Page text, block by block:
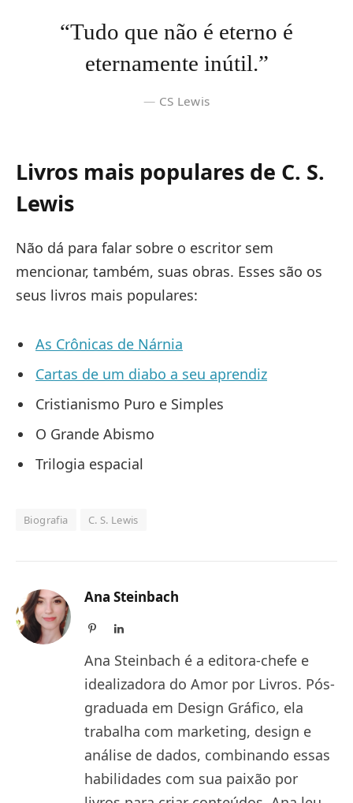
“Tudo que não é eterno é
eternamente inútil.”
CS Lewis
Livros mais populares de C. S.
Lewis
Não dá para falar sobre o escritor sem
mencionar, também, suas obras. Esses são os
seus livros mais populares:
As Crônicas de Nárnia
Cartas de um diabo a seu aprendiz
Cristianismo Puro e Simples
O Grande Abismo
Trilogia espacial
Biografia C. S. Lewis
Ana Steinbach
PinterestLinkedIn
Ana Steinbach é a editora-chefe e
idealizadora do Amor por Livros. Pós-
graduada em Design Gráfico, ela
trabalha com marketing, design e
análise de dados, combinando essas
habilidades com sua paixão por